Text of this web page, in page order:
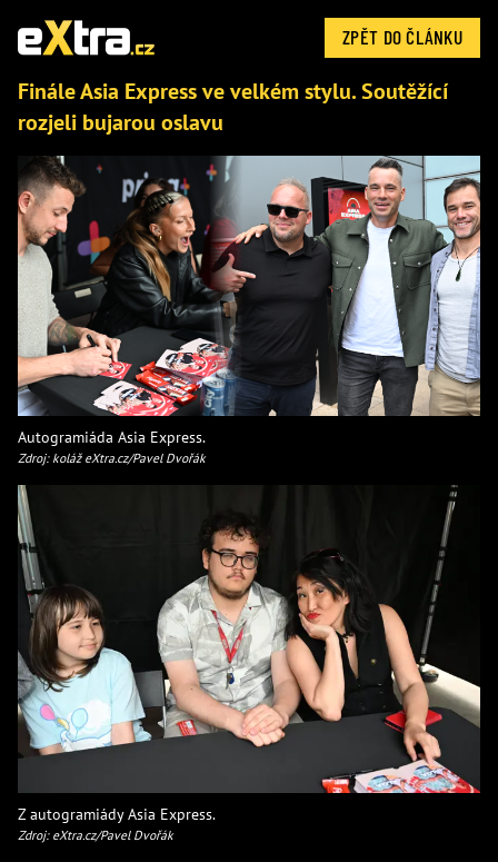
ZPĚT DO ČLÁNKU
Finále Asia Express ve velkém stylu. Soutěžící
rozjeli bujarou oslavu
Autogramiáda Asia Express.
Zdroj: koláž eXtra.cz/Pavel Dvořák
Z autogramiády Asia Express.
Zdroj: eXtra.cz/Pavel Dvořák